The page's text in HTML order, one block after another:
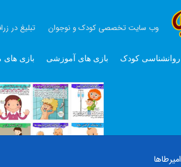
وب سایت تخصصی کودک و نوجوان تبلیغ در
روانشناسی کودک بازی های آموزشی بازی های
امیرطاها